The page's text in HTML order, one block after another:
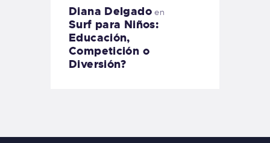
Diana Delgadoen
Surf para Niños:
Educación,
Competición o
Diversión?